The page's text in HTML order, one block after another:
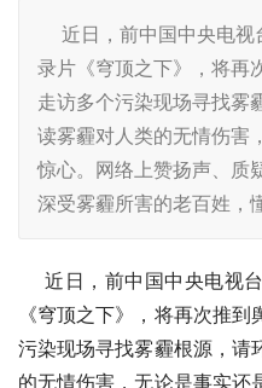
近日，前中国中央电视
录片《穹顶之下》，将再
走访多个污染现场寻找雾
读雾霾对人类的无情伤害
惊心。网络上赞扬声、质
深受雾霾所害的老百姓，
近日，前中国中央电视
《穹顶之下》，将再次推
污染现场寻找雾霾根源，请
的无情伤害，无论是事实还